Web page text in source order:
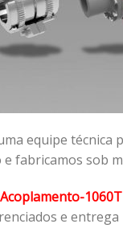
equipe técnica
e fabricamos sob
Acoplamento-
e entrega